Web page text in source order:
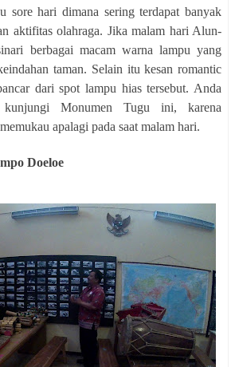
sore hari dimana sering terdapat banyak
aktifitas olahraga. Jika malam hari Alun-
berbagai macam warna lampu yang
taman. Selain itu kesan romantic
dari spot lampu hias tersebut. Anda
Monumen Tugu ini, karena
apalagi pada saat malam hari.
Doeloe